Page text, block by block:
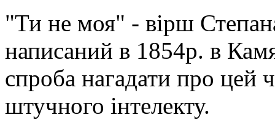
"Ти не моя" - вірш
написаний в 1854р. в
спроба нагадати про цей
штучного інтелекту.